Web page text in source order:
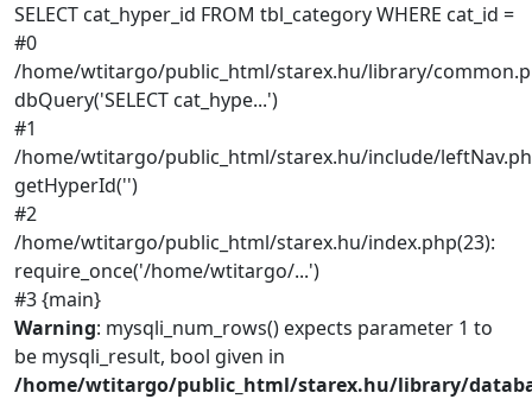
SELECT cat_hyper_id FROM tbl_category WHERE cat_id =
#0
/home/wtitargo/public_html/starex.hu/library/
dbQuery('SELECT cat_hype...')
#1
/home/wtitargo/public_html/starex.hu/include/
getHyperId('')
#2
/home/wtitargo/public_html/starex.hu/index.php(23):
require_once('/home/wtitargo/...')
#3 {main}
Warning: mysqli_num_rows() expects parameter 1 to
be mysqli_result, bool given in
/home/wtitargo/public_html/starex.hu/library/